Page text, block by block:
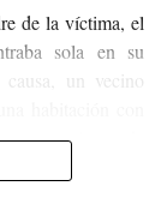
de la víctima, el
sola en su
un vecino
Antes de
de muerte